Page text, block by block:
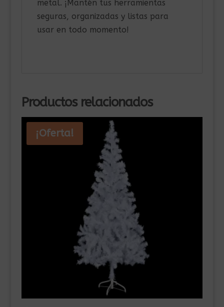
metal. ¡Mantén tus herramientas
seguras, organizadas y listas para
usar en todo momento!
Productos relacionados
¡Oferta!